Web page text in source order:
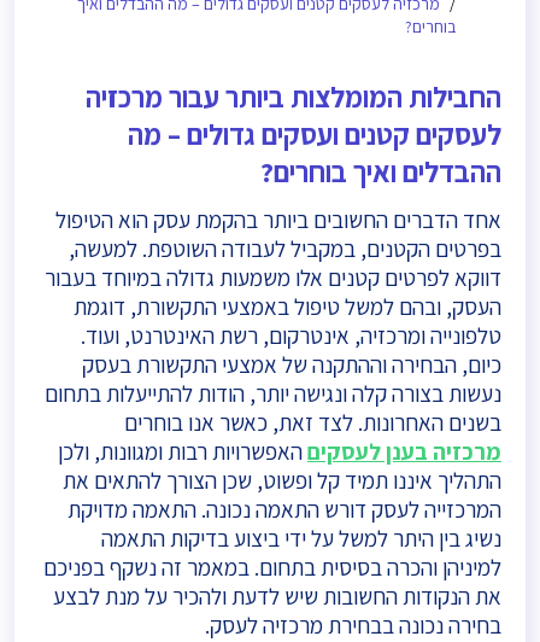
בוחרים?
החבילות המומלצות ביותר עבור מרכזיה
לעסקים קטנים ועסקים גדולים – מה
ההבדלים ואיך בוחרים?
אחד הדברים החשובים ביותר בהקמת עסק הוא הטיפול
בפרטים הקטנים, במקביל לעבודה השוטפת. למעשה,
דווקא לפרטים קטנים אלו משמעות גדולה במיוחד בעבור
העסק, ובהם למשל טיפול באמצעי התקשורת, דוגמת
טלפונייה ומרכזיה, אינטרקום, רשת האינטרנט, ועוד.
כיום, הבחירה וההתקנה של אמצעי התקשורת בעסק
נעשות בצורה קלה ונגישה יותר, הודות להתייעלות בתחום
בשנים האחרונות. לצד זאת, כאשר אנו בוחרים
מרכזיה בענן לעסקיםהאפשרויות רבות ומגוונות, ולכן
התהליך איננו תמיד קל ופשוט, שכן הצורך להתאים את
המרכזייה לעסק דורש התאמה נכונה. התאמה מדויקת
נשיג בין היתר למשל על ידי ביצוע בדיקות התאמה
למיניהן והכרה בסיסית בתחום. במאמר זה נשקף בפניכם
את הנקודות החשובות שיש לדעת ולהכיר על מנת לבצע
בחירה נכונה בבחירת מרכזיה לעסק.